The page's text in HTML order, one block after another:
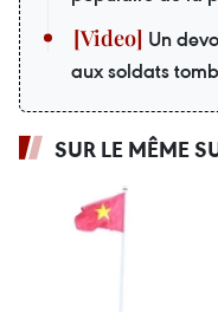
Un
aux soldats
SUR LE MÊME